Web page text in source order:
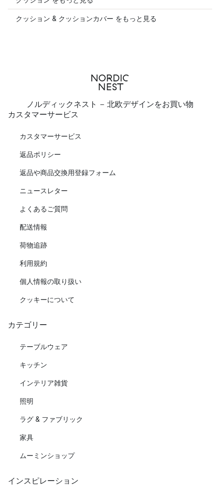
クッション & クッションカバー をもっと見る
ノルディックネスト - 北欧デザインをお買い物
カスタマーサービス
カスタマーサービス
返品ポリシー
返品や商品交換用登録フォーム
ニュースレター
よくあるご質問
配送情報
荷物追跡
利用規約
個人情報の取り扱い
クッキーについて
カテゴリー
テーブルウェア
キッチン
インテリア雑貨
照明
ラグ & ファブリック
家具
ムーミンショップ
インスピレーション